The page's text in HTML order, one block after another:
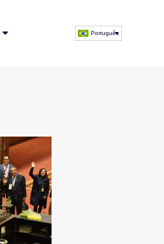
Português